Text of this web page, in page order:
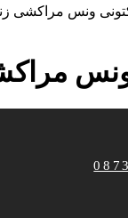
ونس مراکشی